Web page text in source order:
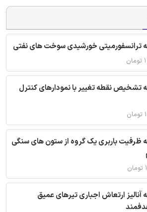
ترانسفورمیتی خورشیدی سوخت های نفتی
تشخیص نقطه تغییر با نمودارهای کنترل
ظرفیت باربری یک گروه از ستون های سنگی
آنالیز ارتعاش اجباری تیرهای عمیق